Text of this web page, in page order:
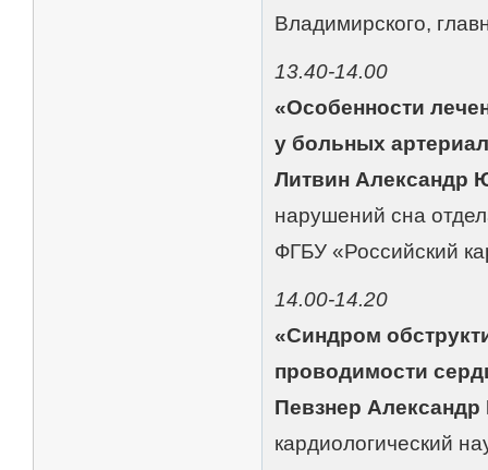
Владимирского,
13.40-14.00
«Особенности
у больных
Литвин Александр
нарушений сна
ФГБУ «Российский
14.00-14.20
«Синдром
проводимости
Певзнер
кардиологический